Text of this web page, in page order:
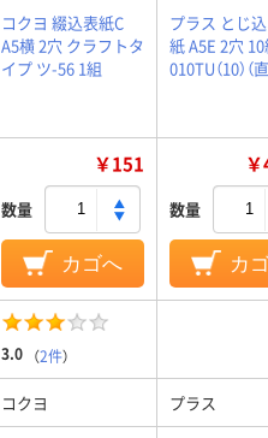
コクヨ 綴込表紙C
A5横 2穴 クラフトタ
イプ ツ-56 1組
プラス とじ
紙 A5E 2穴
010TU（10）（
￥151
数量
カゴへ
数量
カ
3.0 （2件）
コクヨ プラス